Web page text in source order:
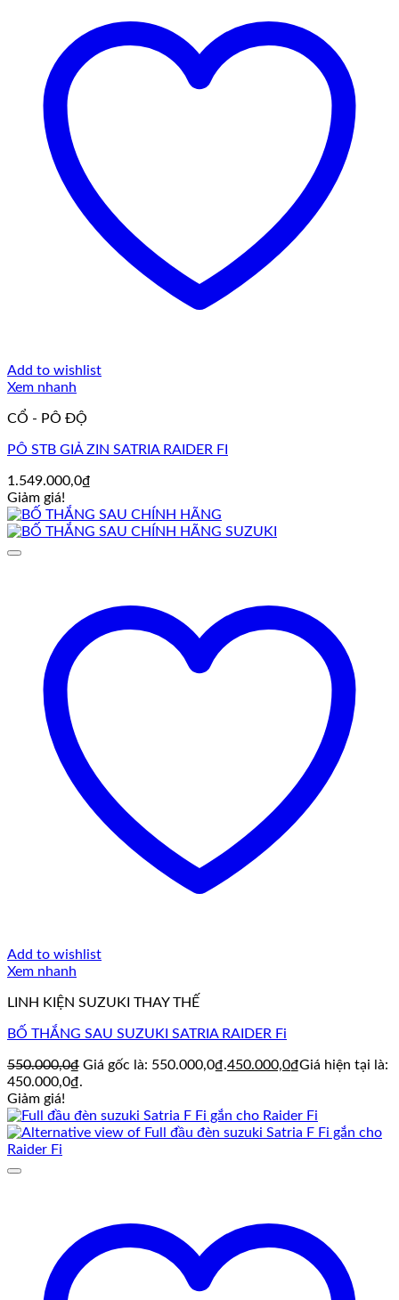
Add to wishlist
Xem nhanh
CỔ - PÔ ĐỘ
PÔ STB GIẢ ZIN SATRIA RAIDER FI
1.549.000,0₫
Giảm giá!
Add to wishlist
Xem nhanh
LINH KIỆN SUZUKI THAY THẾ
BỐ THẮNG SAU SUZUKI SATRIA RAIDER Fi
550.000,0₫ Giá gốc là: 550.000,0₫.450.000,0₫Giá hiện tại là:
450.000,0₫.
Giảm giá!